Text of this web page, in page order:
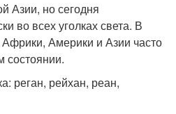
Азии, но сегодня
во всех уголках света. В
Америки и Азии часто
состоянии.
реган, рейхан, реан,